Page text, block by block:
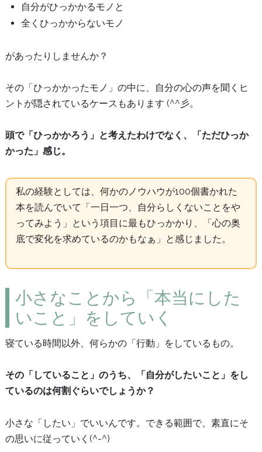
自分がひっかかるモノと
全くひっかからないモノ
があったりしませんか？
その「ひっかかったモノ」の中に、自分の心の声を聞くヒ
ントが隠されているケースもあります (^^彡。
頭で「ひっかかろう」と考えたわけでなく、「ただひっか
かった」感じ。
私の経験としては、何かのノウハウが100個書かれた
本を読んでいて「一日一つ、自分らしくないことをや
ってみよう」という項目に最もひっかかり、「心の奥
底で変化を求めているのかもなぁ」と感じました。
小さなことから「本当にした
いこと」をしていく
寝ている時間以外、何らかの「行動」をしているもの。
その「していること」のうち、「自分がしたいこと」をし
ているのは何割ぐらいでしょうか？
小さな「したい」でいいんです。できる範囲で、素直にそ
の思いに従っていく(^-^)